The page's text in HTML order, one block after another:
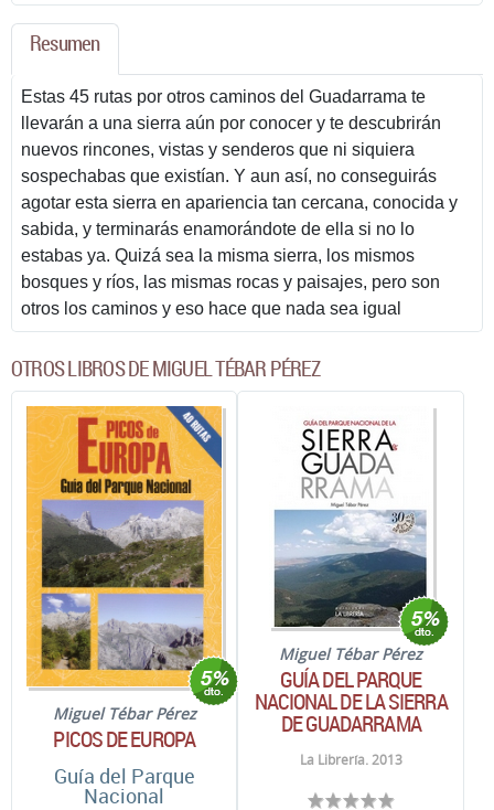
Resumen
Estas 45 rutas por otros caminos del Guadarrama te
llevarán a una sierra aún por conocer y te descubrirán
nuevos rincones, vistas y senderos que ni siquiera
sospechabas que existían. Y aun así, no conseguirás
agotar esta sierra en apariencia tan cercana, conocida y
sabida, y terminarás enamorándote de ella si no lo
estabas ya. Quizá sea la misma sierra, los mismos
bosques y ríos, las mismas rocas y paisajes, pero son
otros los caminos y eso hace que nada sea igual
OTROS LIBROS DE MIGUEL TÉBAR PÉREZ
Miguel Tébar Pérez
PICOS DE EUROPA
Guía del Parque
Nacional
Miguel Tébar Pérez
GUÍA DEL PARQUE
NACIONAL DE LA SIERRA
DE GUADARRAMA
La Librería. 2013